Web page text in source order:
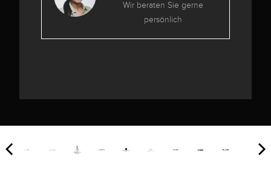
Wir beraten Sie gerne
persönlich